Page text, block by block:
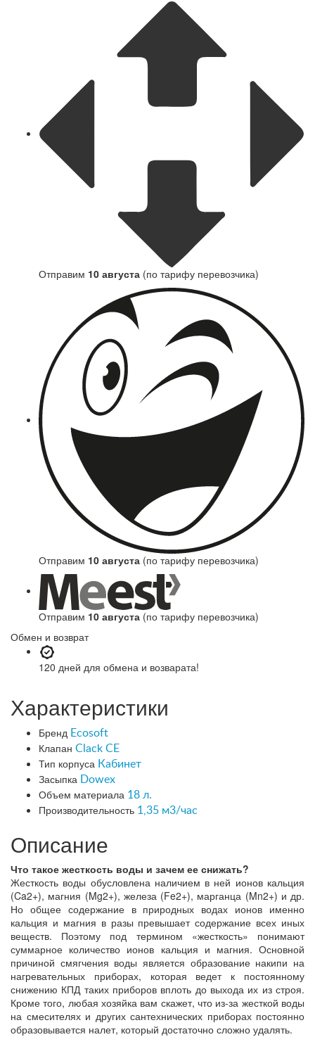
Отправим 10 августа (по тарифу перевозчика)
Отправим 10 августа (по тарифу перевозчика)
Отправим 10 августа (по тарифу перевозчика)
Обмен и возврат
120 дней для обмена и возварата!
Характеристики
Бренд Ecosoft
Клапан Clack CE
Тип корпуса Кабинет
Засыпка Dowex
Объем материала 18 л.
Производительность 1,35 м3/час
Описание
Что такое жесткость воды и зачем ее снижать?
Жесткость воды обусловлена наличием в ней ионов кальция
(Ca2+), магния (Mg2+), железа (Fe2+), марганца (Mn2+) и др.
Но общее содержание в природных водах ионов именно
кальция и магния в разы превышает содержание всех иных
веществ. Поэтому под термином «жесткость» понимают
суммарное количество ионов кальция и магния. Основной
причиной смягчения воды является образование накипи на
нагревательных приборах, которая ведет к постоянному
снижению КПД таких приборов вплоть до выхода их из строя.
Кроме того, любая хозяйка вам скажет, что из-за жесткой воды
на смесителях и других сантехнических приборах постоянно
образовывается налет, который достаточно сложно удалять.